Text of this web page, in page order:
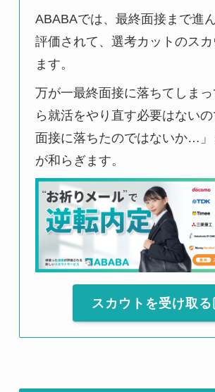
ABABAでは、最終面接まで進
評価されて、選考カットのスカ
ます。
万が一最終面接に落ちてしま
ら就活をやり直す必要はない
面接に落ちたのではないか…」
が和らぎます。
スカウトを受け取る